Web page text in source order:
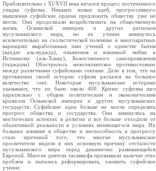
Приблизительно с XI/XVII века начался процесс постепенного
упадка суфизма. Никаких новых идей, прогрессивного
мышления суфийские ордена предложить обществу уже не
могли. Они продолжали воздействовать на общественную
жизнь Османской империи и других регионов
мусульманского мира, но их учение замкнулось
исключительно на схоластической полемике и многократных
вариациях выработанных ими учений о единстве бытия
(вахдат аль-вуджуд), опьянения и взаимной любви к
Истинному (аль-Хакку), Божественного самопроявления
(таджалли). Обострилось межсектантское противостояние
между различными суфийскими сектами. Дело в том, что на
протяжении своей истории суфизм распался на большое
количество сект. Некоторые мусульманские историки
указывают, что их было около 400. Кризис суфизма шел
параллельно с общим политическим и экономическим
кризисом Османской империи и других мусульманских
государств. Суфийские идеи больше не могли определять
прогресс общества и государства. Они замкнулись на
мистических аспектах в религии и все больше отходили от
объективной реальности в условиях меняющегося мира. Их
большое влияние в обществе и неспособность к прогрессу
стало причиной того, что многие мусульманские
просветители видели в них основную причину отсталости
мусульманского мира перед динамично развивающейся
Европой. Многие деятели тасаввуфа признавали наличие этих
проблем и пытались реформировать, оживить суфийское
учение.